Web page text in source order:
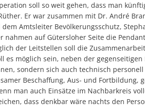
soll so weit gehen, dass man
Er war zusammen mit Dr. André
Amtsleiter Bevölkerungsschutz,
nahmen auf Gütersloher Seite die
der Leitstellen soll die
es möglich sein, neben der
sondern sich auch technisch
Beschaffung, Aus- und Fortbildung,
man auch Einsätze im Nachbarkreis
dass denkbar wäre nachts den